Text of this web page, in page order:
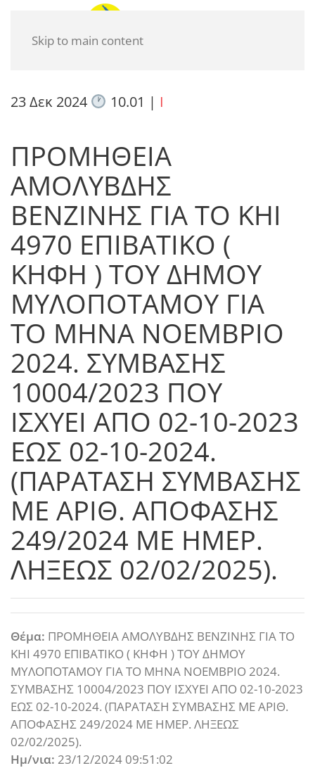
Skip to main content
23 Δεκ 2024 10.01 | I
ΠΡΟΜΗΘΕΙΑ
ΑΜΟΛΥΒΔΗΣ
ΒΕΝΖΙΝΗΣ ΓΙΑ ΤΟ ΚΗΙ
4970 ΕΠΙΒΑΤΙΚΟ (
ΚΗΦΗ ) ΤΟΥ ΔΗΜΟΥ
ΜΥΛΟΠΟΤΑΜΟΥ ΓΙΑ
ΤΟ ΜΗΝΑ ΝΟΕΜΒΡΙΟ
2024. ΣΥΜΒΑΣΗΣ
10004/2023 ΠΟΥ
ΙΣΧΥΕΙ ΑΠΟ 02-10-2023
ΕΩΣ 02-10-2024.
(ΠΑΡΑΤΑΣΗ ΣΥΜΒΑΣΗΣ
ΜΕ ΑΡΙΘ. ΑΠΟΦΑΣΗΣ
249/2024 ΜΕ ΗΜΕΡ.
ΛΗΞΕΩΣ 02/02/2025).
Θέμα: ΠΡΟΜΗΘΕΙΑ ΑΜΟΛΥΒΔΗΣ ΒΕΝΖΙΝΗΣ ΓΙΑ ΤΟ
ΚΗΙ 4970 ΕΠΙΒΑΤΙΚΟ ( ΚΗΦΗ ) ΤΟΥ ΔΗΜΟΥ
ΜΥΛΟΠΟΤΑΜΟΥ ΓΙΑ ΤΟ ΜΗΝΑ ΝΟΕΜΒΡΙΟ 2024.
ΣΥΜΒΑΣΗΣ 10004/2023 ΠΟΥ ΙΣΧΥΕΙ ΑΠΟ 02-10-2023
ΕΩΣ 02-10-2024. (ΠΑΡΑΤΑΣΗ ΣΥΜΒΑΣΗΣ ΜΕ ΑΡΙΘ.
ΑΠΟΦΑΣΗΣ 249/2024 ΜΕ ΗΜΕΡ. ΛΗΞΕΩΣ
02/02/2025).
Ημ/νια: 23/12/2024 09:51:02